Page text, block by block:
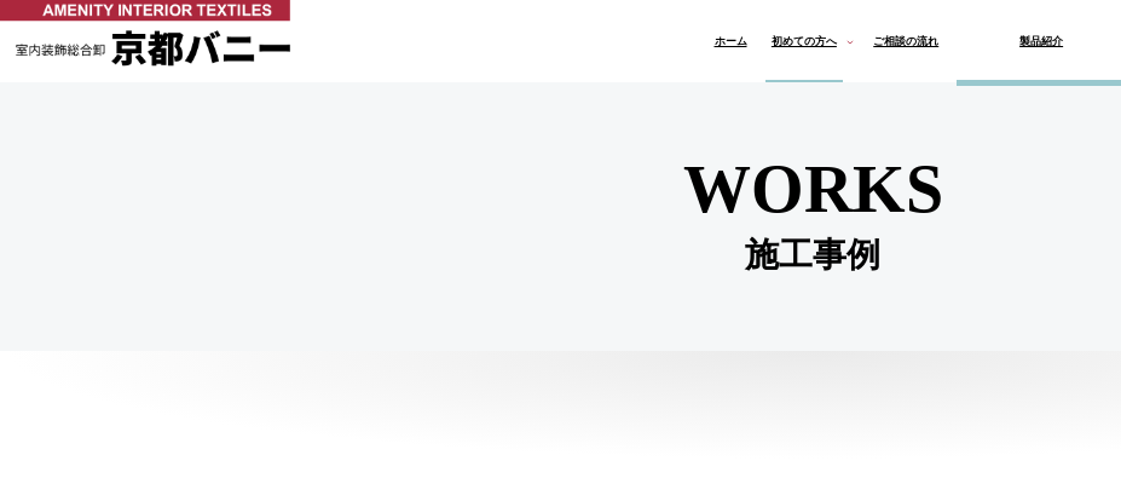
ホーム 初めての方へ ご相談の流れ 製品紹介
オーダーカーテン
ロールスクリーン & ブラインド
WORKS
施工事例